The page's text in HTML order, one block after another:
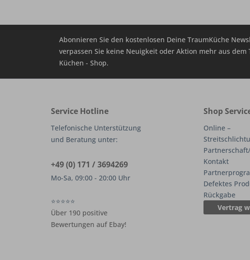
Abonnieren Sie den kostenlosen Deine TraumKüche
verpassen Sie keine Neuigkeit oder Aktion mehr aus dem
Küchen - Shop.
Service Hotline
Telefonische Unterstützung
und Beratung unter:
+49 (0) 171 / 3694269
Mo-Sa, 09:00 - 20:00 Uhr
⭐⭐⭐⭐⭐
Über 190 positive
Bewertungen auf Ebay!
Shop
Online –
Kontakt
Defektes
Rückgabe
Vertrag